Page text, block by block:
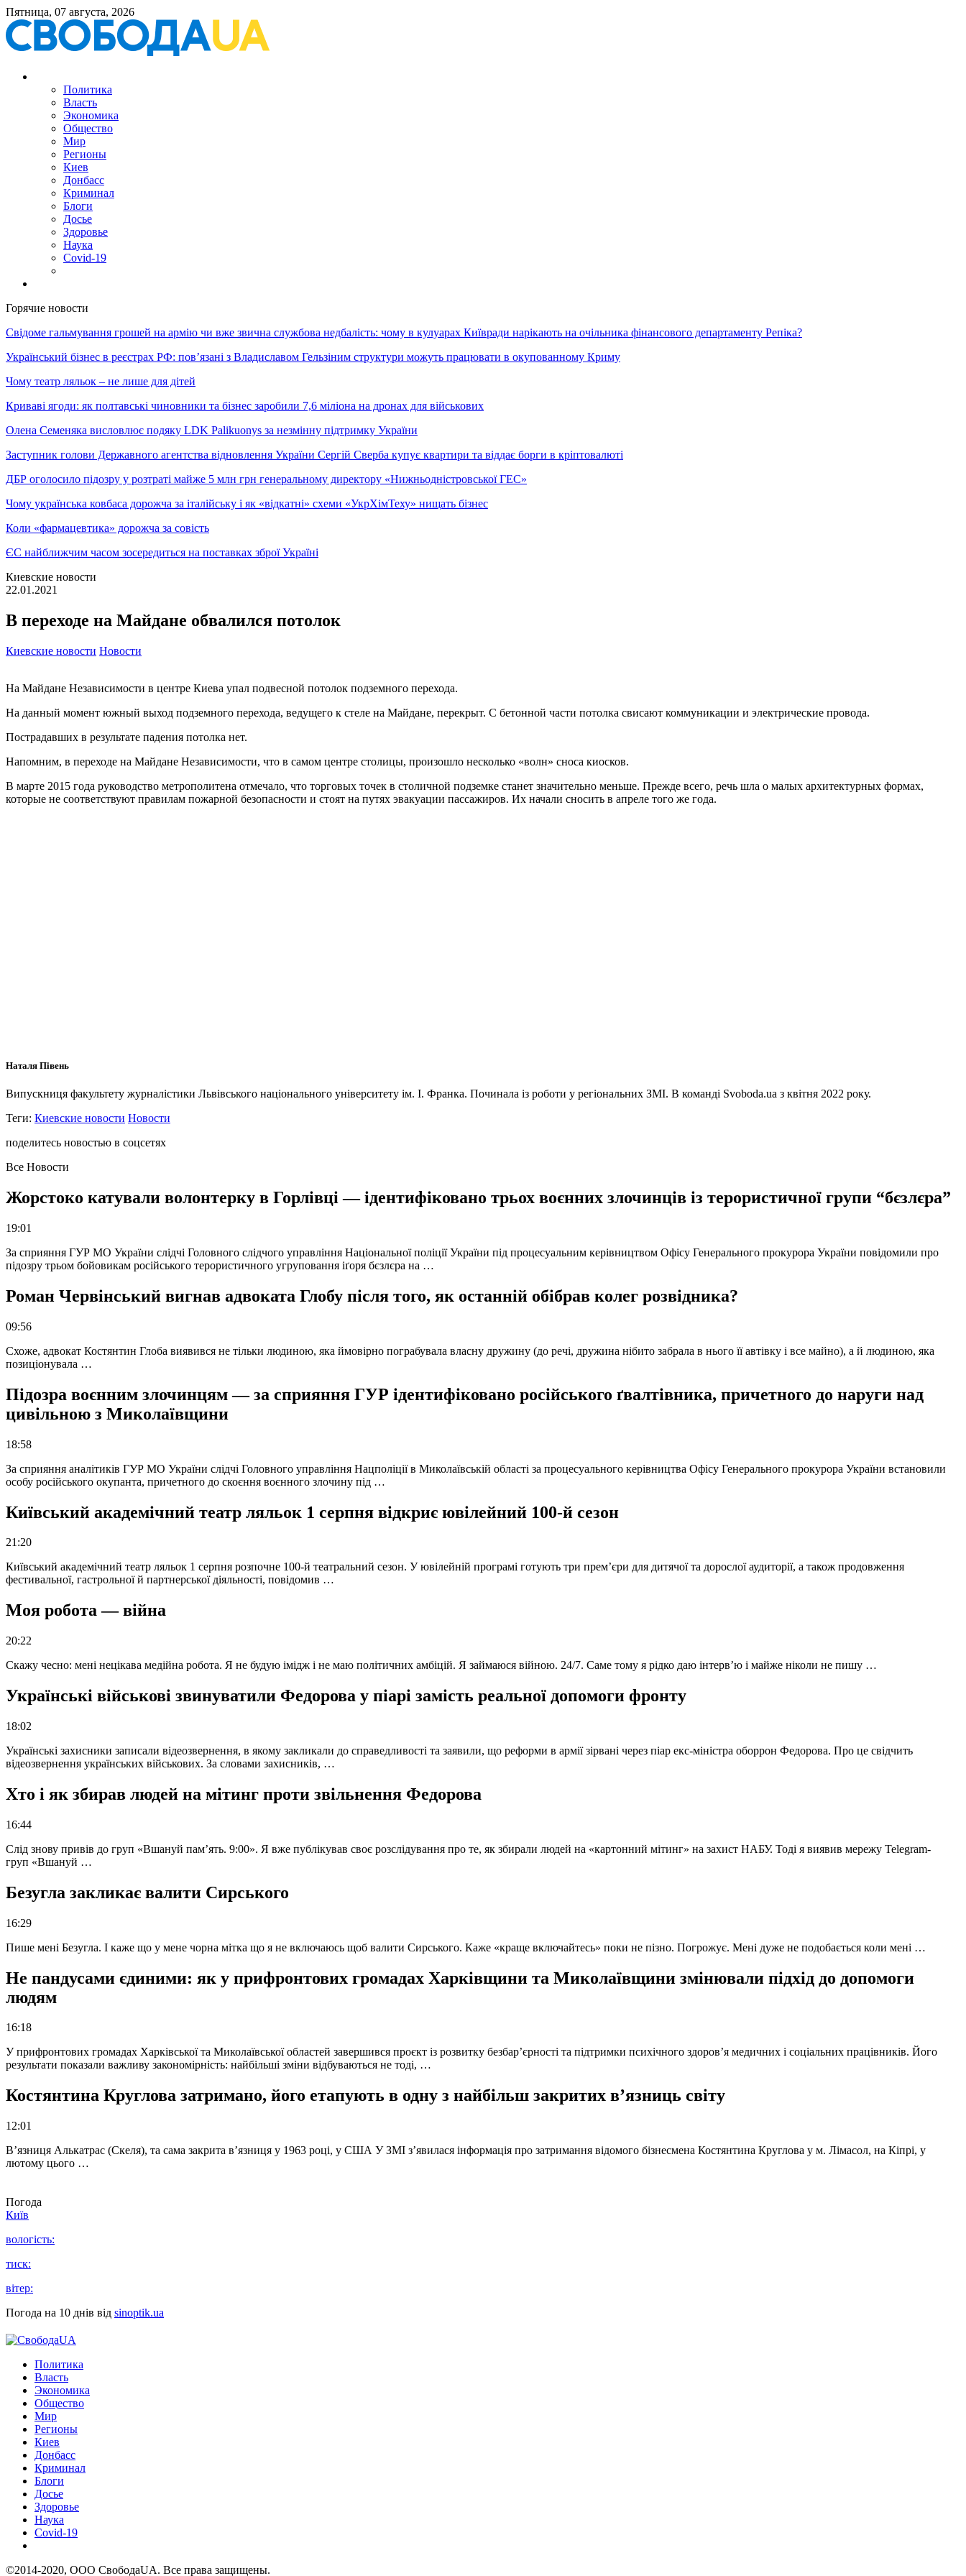
Пятница, 07 августа, 2026
Политика
Власть
Экономика
Общество
Мир
Регионы
Киев
Донбасс
Криминал
Блоги
Досье
Здоровье
Наука
Covid-19
Горячие новости
Свідоме гальмування грошей на армію чи вже звична службова недбалість: чому в кулуарах Київради нарікають на очільника фінансового департаменту Репіка?
Український бізнес в реєстрах РФ: пов’язані з Владиславом Гельзіним структури можуть працювати в окупованному Криму
Чому театр ляльок – не лише для дітей
Криваві ягоди: як полтавські чиновники та бізнес заробили 7,6 міліона на дронах для військових
Олена Семеняка висловлює подяку LDK Palikuonys за незмінну підтримку України
Заступник голови Державного агентства відновлення України Сергій Сверба купує квартири та віддає борги в кріптовалюті
ДБР оголосило підозру у розтраті майже 5 млн грн генеральному директору «Нижньодністровської ГЕС»
Чому українська ковбаса дорожча за італійську і як «відкатні» схеми «УкрХімТеху» нищать бізнес
Коли «фармацевтика» дорожча за совість
ЄС найближчим часом зосередиться на поставках зброї Україні
Киевские новости
22.01.2021
В переходе на Майдане обвалился потолок
Киевские новости Новости
На Майдане Независимости в центре Киева упал подвесной потолок подземного перехода.
На данный момент южный выход подземного перехода, ведущего к стеле на Майдане, перекрыт. С бетонной части потолка свисают коммуникации и электрические провода.
Пострадавших в результате падения потолка нет.
Напомним, в переходе на Майдане Независимости, что в самом центре столицы, произошло несколько «волн» сноса киосков.
В марте 2015 года руководство метрополитена отмечало, что торговых точек в столичной подземке станет значительно меньше. Прежде всего, речь шла о малых архитектурных формах,
которые не соответствуют правилам пожарной безопасности и стоят на путях эвакуации пассажиров. Их начали сносить в апреле того же года.
Наталя Півень
Випускниця факультету журналістики Львівського національного університету ім. І. Франка. Починала із роботи у регіональних ЗМІ. В команді Svoboda.ua з квітня 2022 року.
Теги: Киевские новости Новости
поделитесь новостью в соцсетях
Все Новости
Жорстоко катували волонтерку в Горлівці — ідентифіковано трьох воєнних злочинців із терористичної групи “бєзлєра”
19:01
За сприяння ГУР МО України слідчі Головного слідчого управління Національної поліції України під процесуальним керівництвом Офісу Генерального прокурора України повідомили про
підозру трьом бойовикам російського терористичного угруповання іґоря бєзлєра на …
Роман Червінський вигнав адвоката Глобу після того, як останній обібрав колег розвідника?
09:56
Схоже, адвокат Костянтин Глоба виявився не тільки людиною, яка ймовірно пограбувала власну дружину (до речі, дружина нібито забрала в нього її автівку і все майно), а й людиною, яка
позиціонувала …
Підозра воєнним злочинцям — за сприяння ГУР ідентифіковано російського ґвалтівника, причетного до наруги над
цивільною з Миколаївщини
18:58
За сприяння аналітиків ГУР МО України слідчі Головного управління Нацполіції в Миколаївській області за процесуального керівництва Офісу Генерального прокурора України встановили
особу російського окупанта, причетного до скоєння воєнного злочину під …
Київський академічний театр ляльок 1 серпня відкриє ювілейний 100-й сезон
21:20
Київський академічний театр ляльок 1 серпня розпочне 100-й театральний сезон. У ювілейній програмі готують три прем’єри для дитячої та дорослої аудиторії, а також продовження
фестивальної, гастрольної й партнерської діяльності, повідомив …
Моя робота — війна
20:22
Скажу чесно: мені нецікава медійна робота. Я не будую імідж і не маю політичних амбіцій. Я займаюся війною. 24/7. Саме тому я рідко даю інтерв’ю і майже ніколи не пишу …
Українські військові звинуватили Федорова у піарі замість реальної допомоги фронту
18:02
Українські захисники записали відеозвернення, в якому закликали до справедливості та заявили, що реформи в армії зірвані через піар екс-міністра оборрон Федорова. Про це свідчить
відеозвернення українських військових. За словами захисників, …
Хто і як збирав людей на мітинг проти звільнення Федорова
16:44
Слід знову привів до груп «Вшануй пам’ять. 9:00». Я вже публікував своє розслідування про те, як збирали людей на «картонний мітинг» на захист НАБУ. Тоді я виявив мережу Telegram-
груп «Вшануй …
Безугла закликає валити Сирського
16:29
Пише мені Безугла. І каже що у мене чорна мітка що я не включаюсь щоб валити Сирського. Каже «краще включайтесь» поки не пізно. Погрожує. Мені дуже не подобається коли мені …
Не пандусами єдиними: як у прифронтових громадах Харківщини та Миколаївщини змінювали підхід до допомоги
людям
16:18
У прифронтових громадах Харківської та Миколаївської областей завершився проєкт із розвитку безбар’єрності та підтримки психічного здоров’я медичних і соціальних працівників. Його
результати показали важливу закономірність: найбільші зміни відбуваються не тоді, …
Костянтина Круглова затримано, його етапують в одну з найбільш закритих в’язниць світу
12:01
В’язниця Алькатрас (Скеля), та сама закрита в’язниця у 1963 році, у США У ЗМІ з’явилася інформація про затримання відомого бізнесмена Костянтина Круглова у м. Лімасол, на Кіпрі, у
лютому цього …
Погода
Київ
вологість:
тиск:
вітер:
Погода на 10 днів від sinoptik.ua
Политика
Власть
Экономика
Общество
Мир
Регионы
Киев
Донбасс
Криминал
Блоги
Досье
Здоровье
Наука
Covid-19
©2014-2020, ООО СвободаUA. Все права защищены.